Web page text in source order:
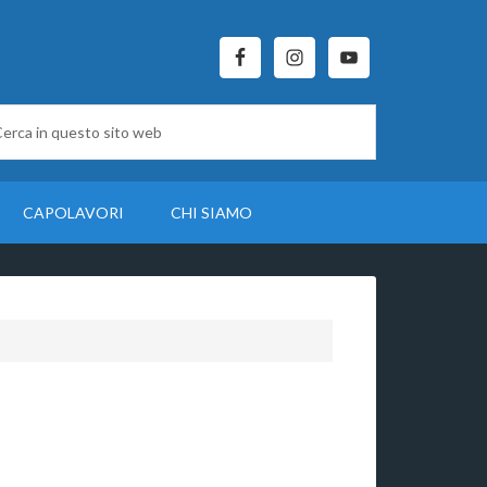
CAPOLAVORI CHI SIAMO